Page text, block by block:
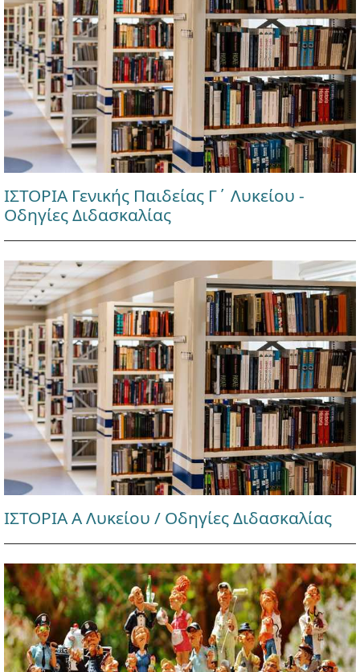
ΙΣΤΟΡΙΑ Γενικής Παιδείας Γ΄ Λυκείου -
Οδηγίες Διδασκαλίας
ΙΣΤΟΡΙΑ Α Λυκείου / Οδηγίες Διδασκαλίας